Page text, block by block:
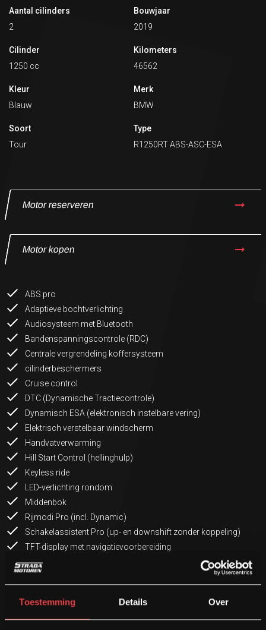
Toestemming Details Over
Aantal cilinders
2
Bouwjaar
2019
Cilinder
1250 cc
Kilometers
46562
Kleur
Blauw
Merk
BMW
Soort
Tour
Type
R1250RT ABS-ASC-ESA
Motor reserveren
Motor kopen
ABS pro
Adaptieve bochtverlichting
Audiosysteem met Bluetooth
Bandenspanningscontrole (RDC)
Centrale vergrendeling koffersysteem
cilinderbeschermers
Cruise control
DTC (Dynamische Tractiecontrole)
Dynamisch ESA (elektronisch instelbare vering)
Elektrisch verstelbaar windscherm
Handvatverwarming
Hill Start Control (hellinghulp)
Keyless ride
LED-verlichting rondom
Middenbok
Rijmodi Pro (incl. Dynamic)
Schakelassistent Pro (up- en downshift zonder koppeling)
TFT-display met navigatievoorbereiding
Zadelverwarming voor rijder en passagier
Boek NU jouw proefrit op deze BMW R1250RT, Dé Ultieme Tour
motor!